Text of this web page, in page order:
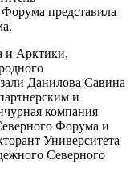
представила
и Арктики,
Данилова Савина
и
компания
Форума и
Университета
Северного